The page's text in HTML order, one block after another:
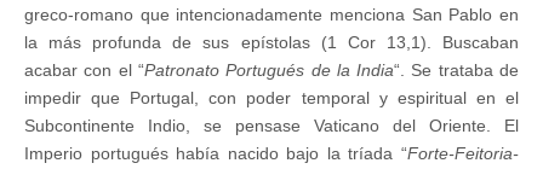
greco-romano que intencionadamente menciona San Pablo en
la más profunda de sus epístolas (1 Cor 13,1). Buscaban
acabar con el “Patronato Portugués de la India“. Se trataba de
impedir que Portugal, con poder temporal y espiritual en el
Subcontinente Indio, se pensase Vaticano del Oriente. El
Imperio portugués había nacido bajo la tríada “Forte-Feitoria-